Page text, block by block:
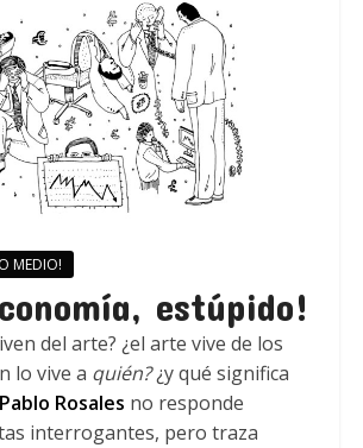
MEDIO!
estúpido!
del arte? ¿el arte vive de los
lo vive a quién?¿y qué significa
Pablo Rosales no responde
interrogantes, pero traza